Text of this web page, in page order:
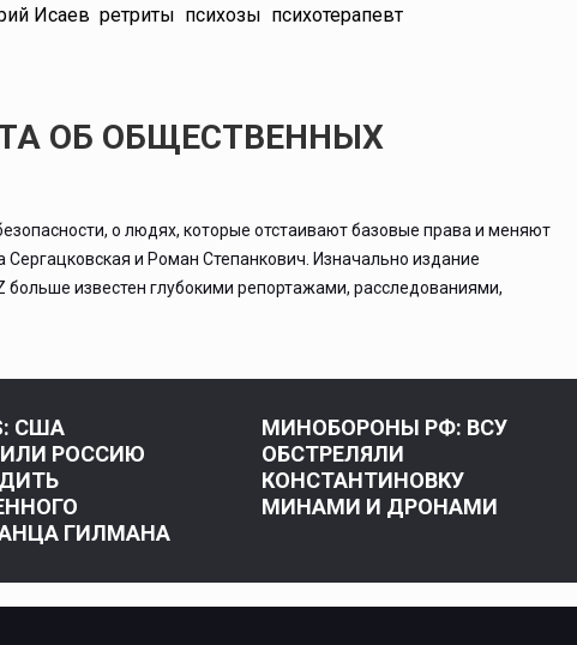
Исаев ретриты психозы психотерапевт
ОБ ОБЩЕСТВЕННЫХ
о людях, которые отстаивают базовые права и меняют
и Роман Степанкович. Изначально издание
известен глубокими репортажами, расследованиями,
США
РОССИЮ
ГИЛМАНА
МИНОБОРОНЫ РФ: ВСУ
ОБСТРЕЛЯЛИ
КОНСТАНТИНОВКУ
МИНАМИ И ДРОНАМИ